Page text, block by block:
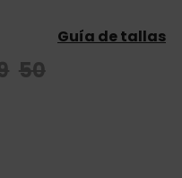
Guía de tallas
50